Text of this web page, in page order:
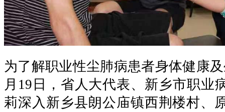
为了解职业性尘肺病患者身体健康
月19日，省人大代表、新乡市职业
莉深入新乡县朗公庙镇西荆楼村、